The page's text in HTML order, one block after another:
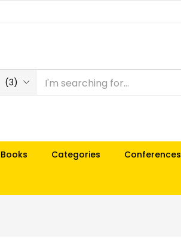
(3)
Books Categories Conferences